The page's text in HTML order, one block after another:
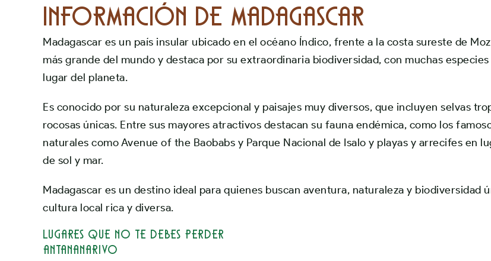
Información de Madagascar
Madagascar es un país insular ubicado en el océano Índico, frente a la costa sureste de
más grande del mundo y destaca por su extraordinaria biodiversidad, con muchas
lugar del planeta.
Es conocido por su naturaleza excepcional y paisajes muy diversos, que incluyen selvas
rocosas únicas. Entre sus mayores atractivos destacan su fauna endémica, como los
naturales comoAvenue of the Baobabs y Parque Nacional de Isalo y playas y arrecifes en
de sol y mar.
Madagascar es un destino ideal para quienes buscan aventura, naturaleza y biodiversidad
cultura local rica y diversa.
Lugares que no te debes perder
Antananarivo